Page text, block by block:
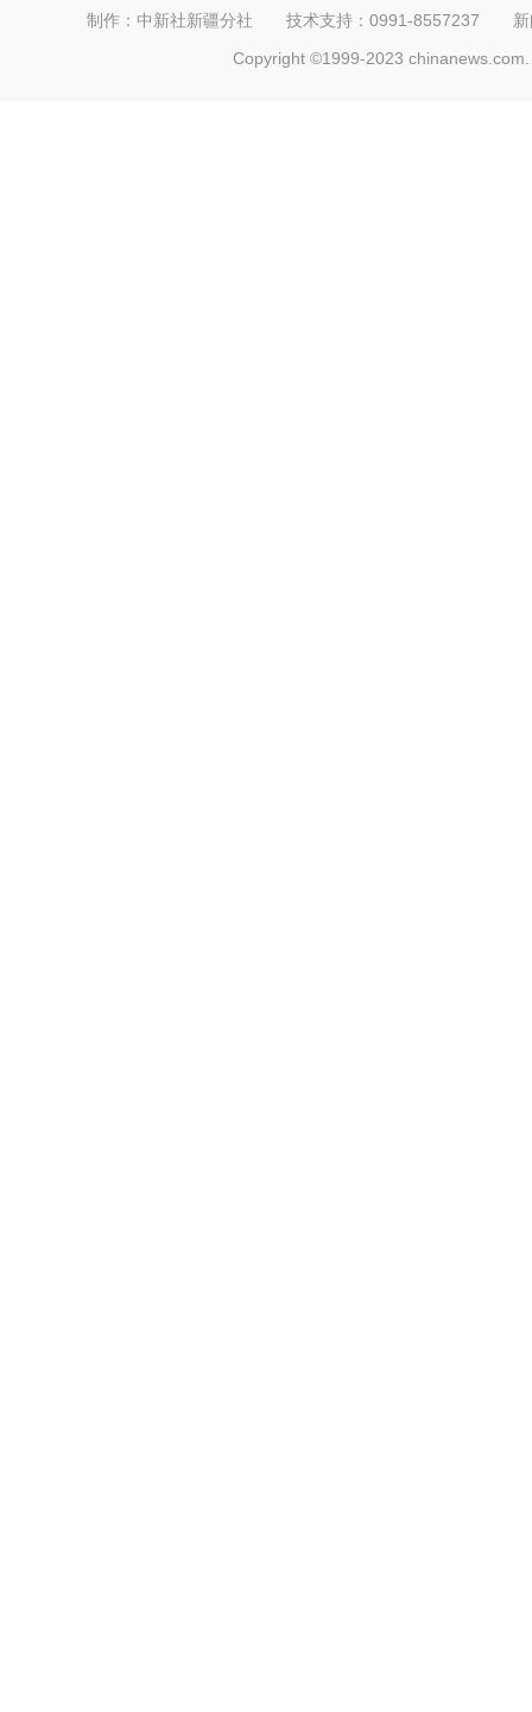
制作：中新社新疆分社 技术支持：0991-8557237
Copyright ©1999-2023